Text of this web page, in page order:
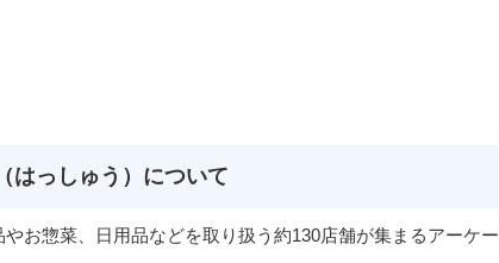
はっしゅう）について
やお惣菜、日用品などを取り扱う約130店舗が集まるアーケ